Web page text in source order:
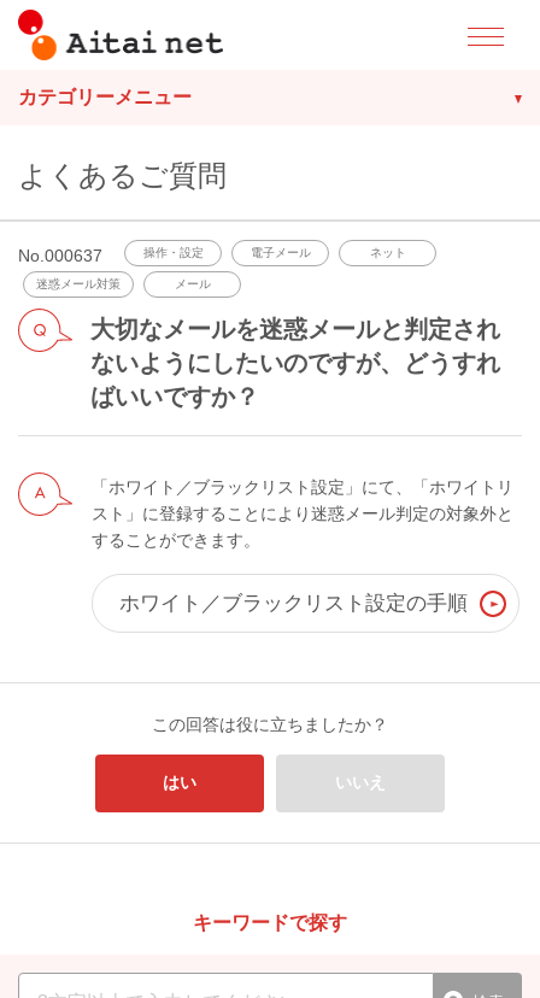
カテゴリーメニュー
よくあるご質問
No.000637 操作・設定 電子メール ネット
迷惑メール対策 メール
大切なメールを迷惑メールと判定され
ないようにしたいのですが、どうすれ
ばいいですか？
「ホワイト／ブラックリスト設定」にて、「ホワイトリ
スト」に登録することにより迷惑メール判定の対象外と
することができます。
ホワイト／ブラックリスト設定の手順
この回答は役に立ちましたか？
はい いいえ
キーワードで探す